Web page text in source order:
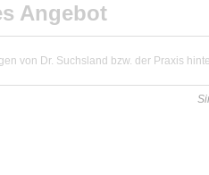
Angebot
von Dr. Suchsland bzw. der Praxis